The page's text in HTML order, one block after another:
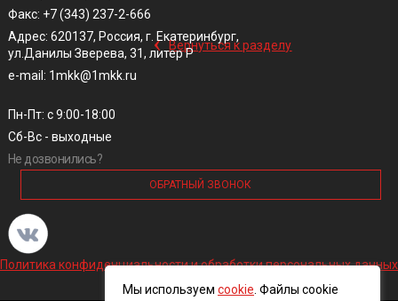
‹ Вернуться к разделу
Факс: +7 (343) 237-2-666
Адрес: 620137, Россия, г. Екатеринбург,
ул.Данилы Зверева, 31, литер Р
e-mail: 1mkk@1mkk.ru
Пн-Пт: с 9:00-18:00
Сб-Вс - выходные
Не дозвонились?
ОБРАТНЫЙ ЗВОНОК
Политика конфиденциальности и обработки персональных данных
Мы используем cookie . Файлы cookie